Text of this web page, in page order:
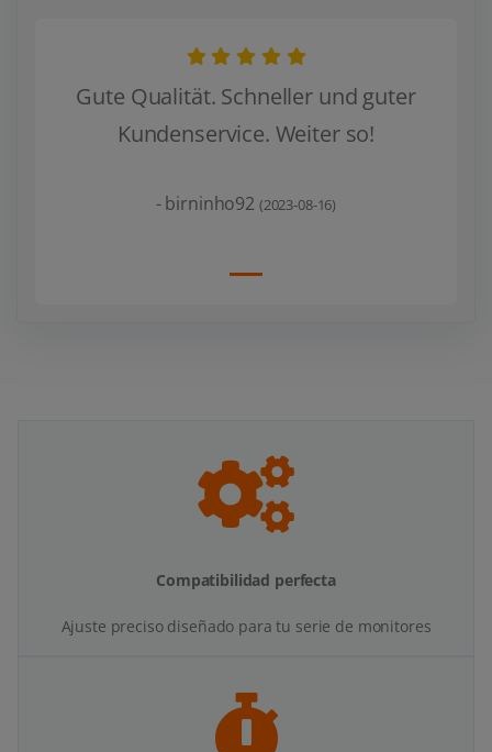
Gute Qualität. Schneller und guter
Kundenservice. Weiter so!
- birninho92 (2023-08-16)
Compatibilidad perfecta
Ajuste preciso diseñado para tu serie de monitores